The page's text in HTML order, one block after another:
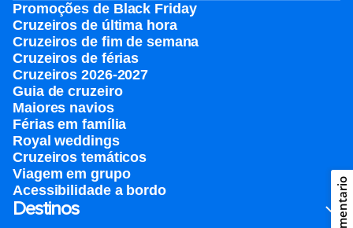
Promoções de Black Friday
Cruzeiros de última hora
Cruzeiros de fim de semana
Cruzeiros de férias
Cruzeiros 2026-2027
Guia de cruzeiro
Maiores navios
Férias em família
Royal weddings
Cruzeiros temáticos
Viagem em grupo
Acessibilidade a bordo
Destinos
Comentario